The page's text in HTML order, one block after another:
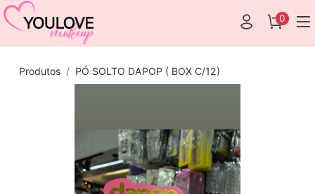
0
Produtos PÓ SOLTO DAPOP ( BOX C/12)